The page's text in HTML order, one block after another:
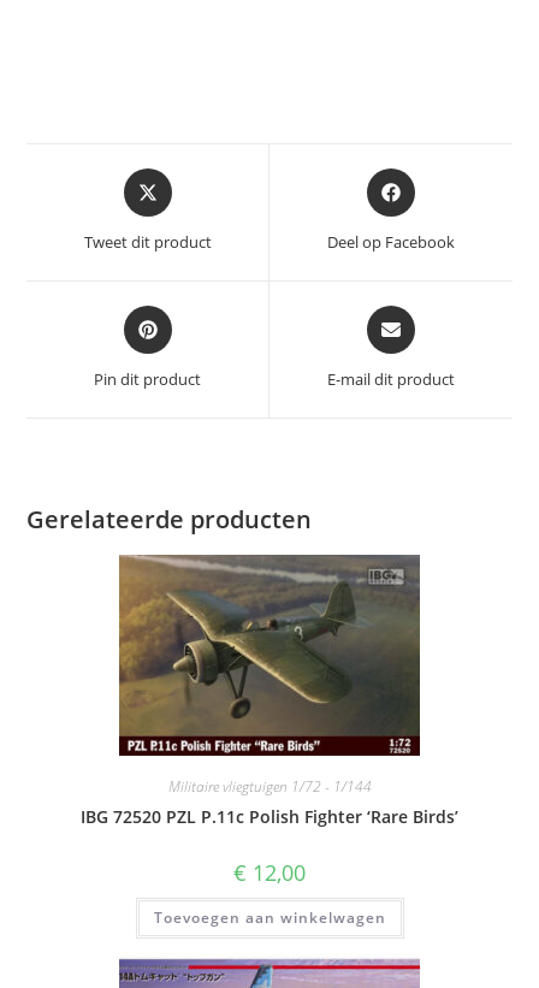
Opent
in
nieuw
Tweet dit product
Opent
in
nieuw
Deel op Facebook
Opent
in
nieuw
Pin dit product
Opent
in
nieuw
E-mail dit product
Gerelateerde producten
Militaire vliegtuigen 1/72 - 1/144
IBG 72520 PZL P.11c Polish Fighter ‘Rare Birds’
€ 12,00
Toevoegen aan winkelwagen